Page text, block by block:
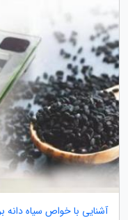
آشنایی با خواص سیاه دانه